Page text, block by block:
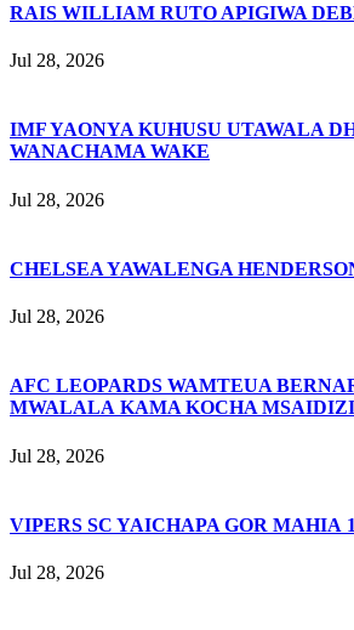
RAIS WILLIAM RUTO APIGIWA
Jul 28, 2026
IMF YAONYA KUHUSU UTAWALA
WANACHAMA WAKE
Jul 28, 2026
CHELSEA YAWALENGA
Jul 28, 2026
AFC LEOPARDS WAMTEUA
MWALALA KAMA KOCHA MSAIDIZI
Jul 28, 2026
VIPERS SC YAICHAPA GOR MAHIA
Jul 28, 2026